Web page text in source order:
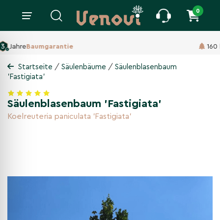
0
160 ha Baumschule,
Startseite / Säulenbäume / Säulenblasenbaum
'Fastigiata'
Säulenblasenbaum 'Fastigiata'
Koelreuteria paniculata 'Fastigiata'